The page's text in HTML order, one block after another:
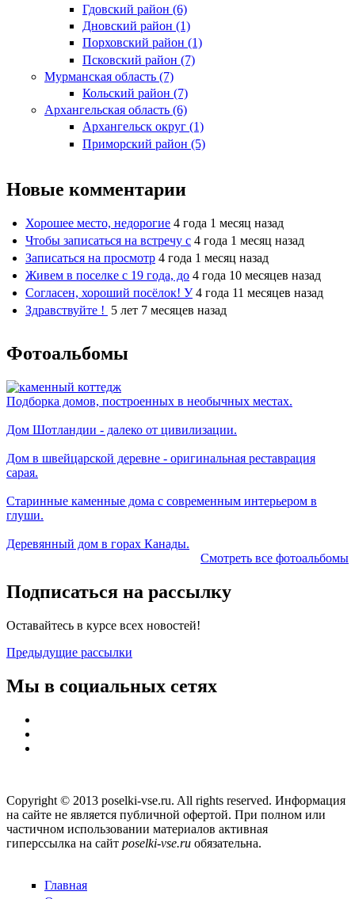
Гдовский район (6)
Дновский район (1)
Порховский район (1)
Псковский район (7)
Мурманская область (7)
Кольский район (7)
Архангельская область (6)
Архангельск округ (1)
Приморский район (5)
Новые комментарии
Хорошее место, недорогие 4 года 1 месяц назад
Чтобы записаться на встречу с 4 года 1 месяц назад
Записаться на просмотр 4 года 1 месяц назад
Живем в поселке с 19 года, до 4 года 10 месяцев назад
Согласен, хороший посёлок! У 4 года 11 месяцев назад
Здравствуйте ! 5 лет 7 месяцев назад
Фотоальбомы
Подборка домов, построенных в необычных местах.
Дом Шотландии - далеко от цивилизации.
Дом в швейцарской деревне - оригинальная реставрация
сарая.
Старинные каменные дома с современным интерьером в
глуши.
Деревянный дом в горах Канады.
Смотреть все фотоальбомы
Подписаться на рассылку
Оставайтесь в курсе всех новостей!
Предыдущие рассылки
Мы в социальных сетях
Copyright © 2013 poselki-vse.ru. All rights reserved. Информация
на сайте не является публичной офертой. При полном или
частичном использовании материалов активная
гиперссылка на сайт poselki-vse.ru​ обязательна.
Главная